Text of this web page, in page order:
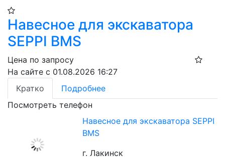
Навесное для экскаватора
SEPPI BMS
Цена по запросу
На сайте с 01.08.2026 16:27
Кратко
Подробнее
Посмотреть телефон
Навесное для экскаватора SEPPI
BMS
г. Лакинск